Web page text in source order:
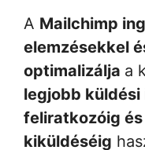
A Mailchimp
elemzésekkel
optimalizálja a
legjobb
feliratkozóig
kiküldéséig